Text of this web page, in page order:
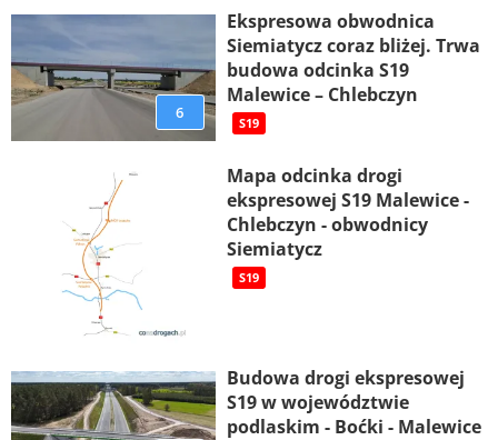
6
Ekspresowa obwodnica
Siemiatycz coraz bliżej. Trwa
budowa odcinka S19
Malewice – Chlebczyn
S19
Mapa odcinka drogi
ekspresowej S19 Malewice -
Chlebczyn - obwodnicy
Siemiatycz
S19
Budowa drogi ekspresowej
S19 w województwie
podlaskim - Boćki - Malewice